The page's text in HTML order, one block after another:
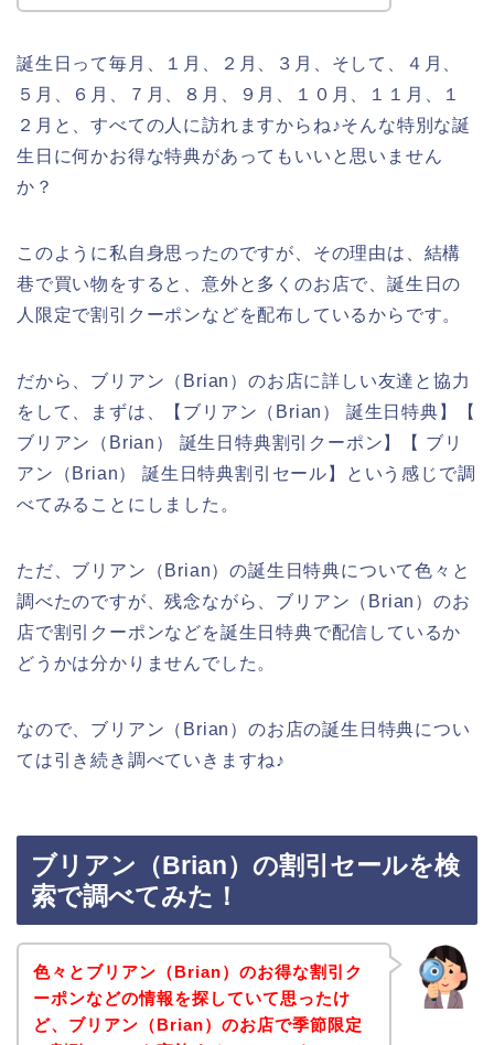
誕生日って毎月、１月、２月、３月、そして、４月、
５月、６月、７月、８月、９月、１０月、１１月、１
２月と、すべての人に訪れますからね♪そんな特別な誕
生日に何かお得な特典があってもいいと思いません
か？
このように私自身思ったのですが、その理由は、結構
巷で買い物をすると、意外と多くのお店で、誕生日の
人限定で割引クーポンなどを配布しているからです。
だから、ブリアン（Brian）のお店に詳しい友達と協力
をして、まずは、【ブリアン（Brian） 誕生日特典】【
ブリアン（Brian） 誕生日特典割引クーポン】【 ブリ
アン（Brian） 誕生日特典割引セール】という感じで調
べてみることにしました。
ただ、ブリアン（Brian）の誕生日特典について色々と
調べたのですが、残念ながら、ブリアン（Brian）のお
店で割引クーポンなどを誕生日特典で配信しているか
どうかは分かりませんでした。
なので、ブリアン（Brian）のお店の誕生日特典につい
ては引き続き調べていきますね♪
ブリアン（Brian）の割引セールを検
索で調べてみた！
色々とブリアン（Brian）のお得な割引ク
ーポンなどの情報を探していて思ったけ
ど、ブリアン（Brian）のお店で季節限定